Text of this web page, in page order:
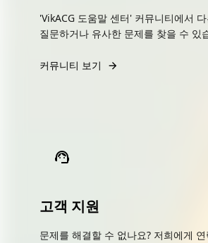
'VikACG 도움말 센터' 커뮤니티에서
질문하거나 유사한 문제를 찾을 수 있
커뮤니티 보기
고객 지원
문제를 해결할 수 없나요? 저희에게